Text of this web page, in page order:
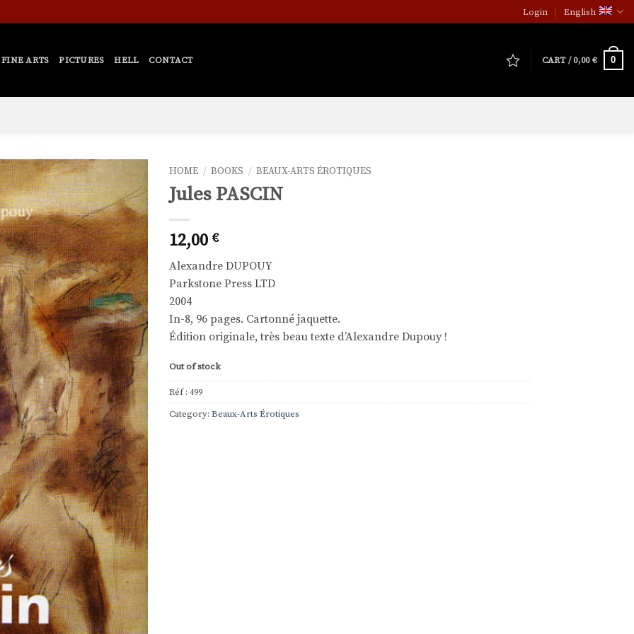
Login English
FINE ARTS PICTURES HELL CONTACT CART /0,00€ 0
Ajouter
à la liste
de
souhaits
HOME / BOOKS / BEAUX-ARTS ÉROTIQUES
Jules PASCIN
12,00 €
Alexandre DUPOUY
Parkstone Press LTD
2004
In-8, 96 pages. Cartonné jaquette.
Édition originale, très beau texte d’Alexandre Dupouy !
Out of stock
Réf : 499
Category: Beaux-Arts Érotiques